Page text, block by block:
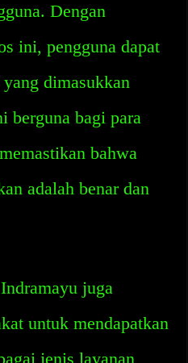
Dengan
ini, pengguna dapat
dimasukkan
berguna bagi para
bahwa
adalah benar dan
juga
untuk mendapatkan
jenis layanan